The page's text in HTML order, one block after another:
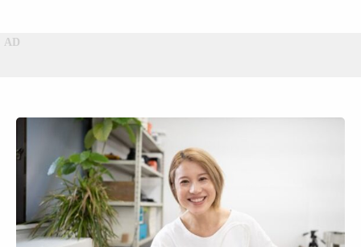
Muguuuとは
広告掲載について プライバシーポリシー
インフォマティブデータポリシ
ー